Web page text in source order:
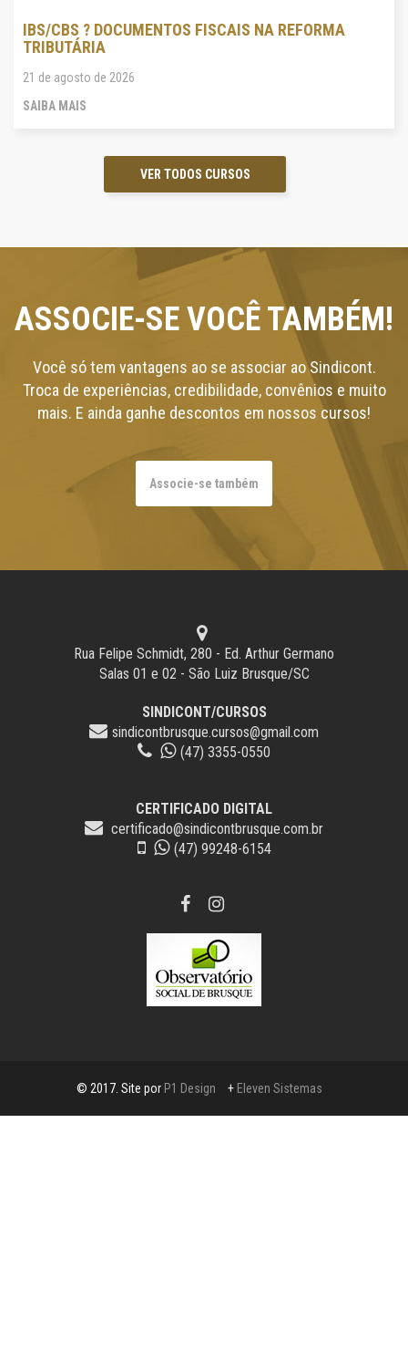
IBS/CBS ? DOCUMENTOS FISCAIS NA REFORMA
TRIBUTÁRIA
21 de agosto de 2026
SAIBA MAIS
VER TODOS CURSOS
ASSOCIE-SE VOCÊ TAMBÉM!
Você só tem vantagens ao se associar ao Sindicont.
Troca de experiências, credibilidade, convênios e muito
mais. E ainda ganhe descontos em nossos cursos!
Associe-se também
Rua Felipe Schmidt, 280 - Ed. Arthur Germano
Salas 01 e 02 - São Luiz Brusque/SC
SINDICONT/CURSOS
sindicontbrusque.cursos@gmail.com
(47) 3355-0550
CERTIFICADO DIGITAL
certificado@sindicontbrusque.com.br
(47) 99248-6154
© 2017. Site por P1 Design + Eleven Sistemas